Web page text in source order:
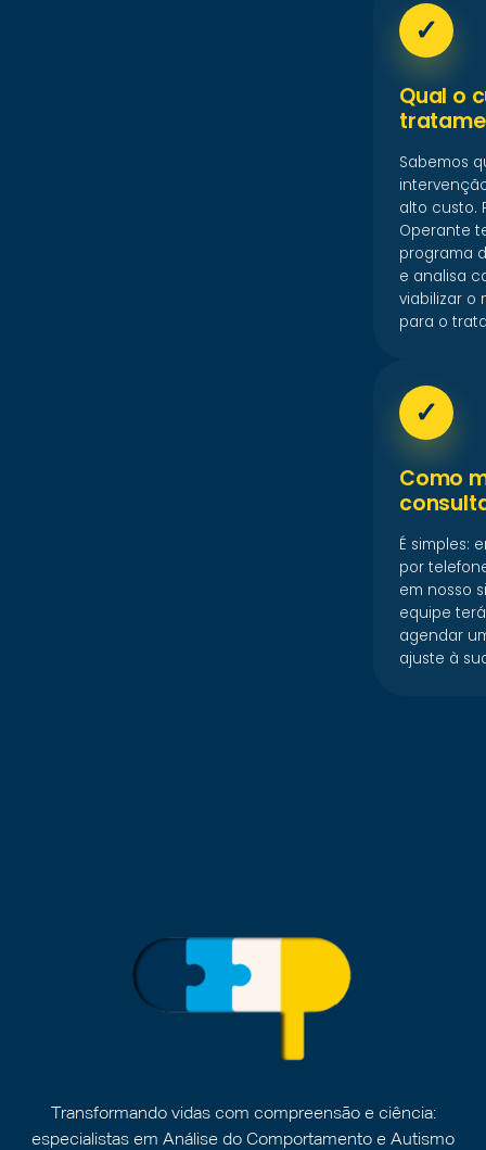
✓
Qual o
Sabemos
alto custo.
Operante
programa
e analisa
viabilizar o
para o
✓
Como
É simples:
por
em nosso
equipe
agendar
ajuste à
Transformando vidas com compreensão e ciência:
especialistas em Análise do Comportamento e Autismo